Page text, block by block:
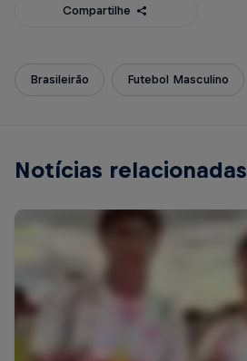
Compartilhe
Brasileirão Futebol Masculino
Notícias relacionadas